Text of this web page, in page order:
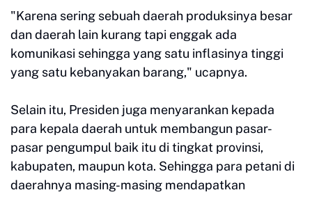
"Karena sering sebuah daerah produksinya besar
dan daerah lain kurang tapi enggak ada
komunikasi sehingga yang satu inflasinya tinggi
yang satu kebanyakan barang," ucapnya.
Selain itu, Presiden juga menyarankan kepada
para kepala daerah untuk membangun pasar-
pasar pengumpul baik itu di tingkat provinsi,
kabupaten, maupun kota. Sehingga para petani di
daerahnya masing-masing mendapatkan